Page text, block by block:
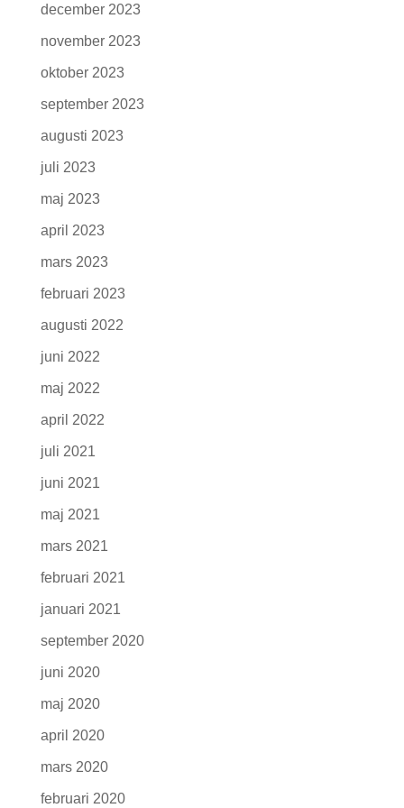
december 2023
november 2023
oktober 2023
september 2023
augusti 2023
juli 2023
maj 2023
april 2023
mars 2023
februari 2023
augusti 2022
juni 2022
maj 2022
april 2022
juli 2021
juni 2021
maj 2021
mars 2021
februari 2021
januari 2021
september 2020
juni 2020
maj 2020
april 2020
mars 2020
februari 2020